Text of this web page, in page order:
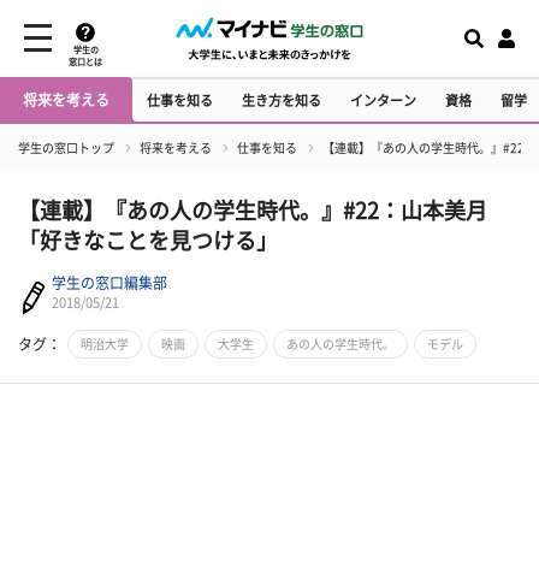
学生の
窓口とは
将来を考える 仕事を知る 生き方を知る インターン 資格 留学
学生の窓口トップ 将来を考える 仕事を知る 【連載】『あの人の学生時代。』#22
【連載】『あの人の学生時代。』#22：山本美月
「好きなことを見つける」
学生の窓口編集部
2018/05/21
タグ： 明治大学 映画 大学生 あの人の学生時代。 モデル